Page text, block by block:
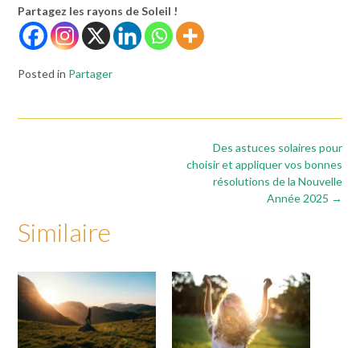
Partagez les rayons de Soleil !
Posted in Partager
Des astuces solaires pour
choisir et appliquer vos bonnes
résolutions de la Nouvelle
Année 2025 →
Similaire